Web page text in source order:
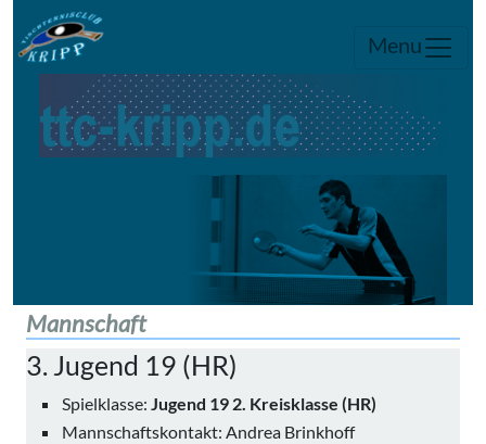
Menu
Mannschaft
3. Jugend 19 (HR)
Spielklasse: Jugend 19 2. Kreisklasse (HR)
Mannschaftskontakt: Andrea Brinkhoff